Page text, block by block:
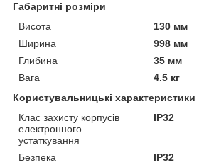
Габаритні розміри
Висота
130 мм
Ширина
998 мм
Глибина
35 мм
Вага
4.5 кг
Користувальницькі характеристики
Клас захисту корпусів
електронного
устаткування
IP32
Безпека
IP32